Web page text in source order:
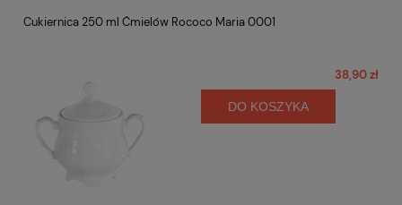
Cukiernica 250 ml Ćmielów Rococo Maria 0001
38,90 zł
DO KOSZYKA